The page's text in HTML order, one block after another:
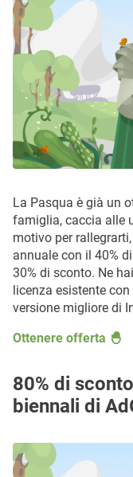
La Pasqua è già un
famiglia, caccia alle
motivo per
annuale con il 40%
30% di sconto. Ne
licenza esistente
versione migliore di
Ottenere offerta 🐣
80% di
biennali di